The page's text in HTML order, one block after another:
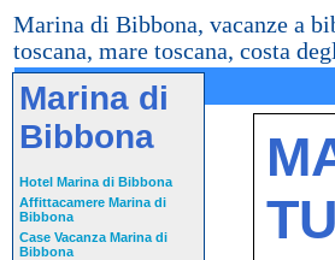
Marina di Bibbona, vacanze a
toscana, mare toscana, costa
Marina di
Bibbona
Hotel Marina di Bibbona
Affittacamere Marina di
Bibbona
Case Vacanza Marina di
Bibbona